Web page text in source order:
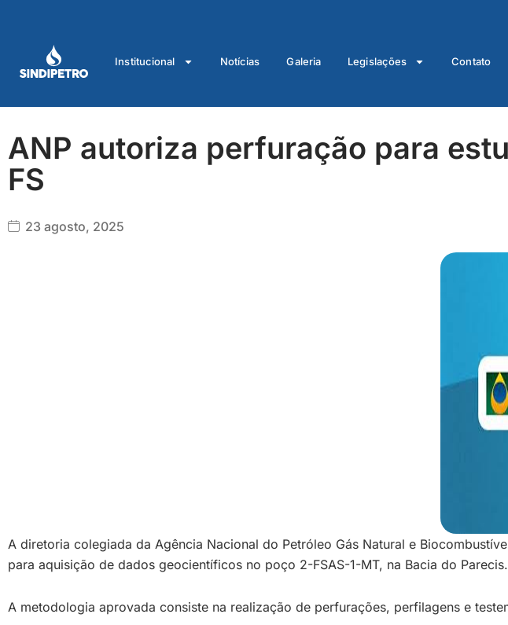
conteúdo
Institucional Notícias Galeria Legislações Contato
ANP autoriza perfuração para
FS
23 agosto, 2025
A diretoria colegiada da Agência Nacional do Petróleo Gás Natural e
para aquisição de dados geocientíficos no poço 2-FSAS-1-MT, na Bacia do
A metodologia aprovada consiste na realização de perfurações, perfilagens e